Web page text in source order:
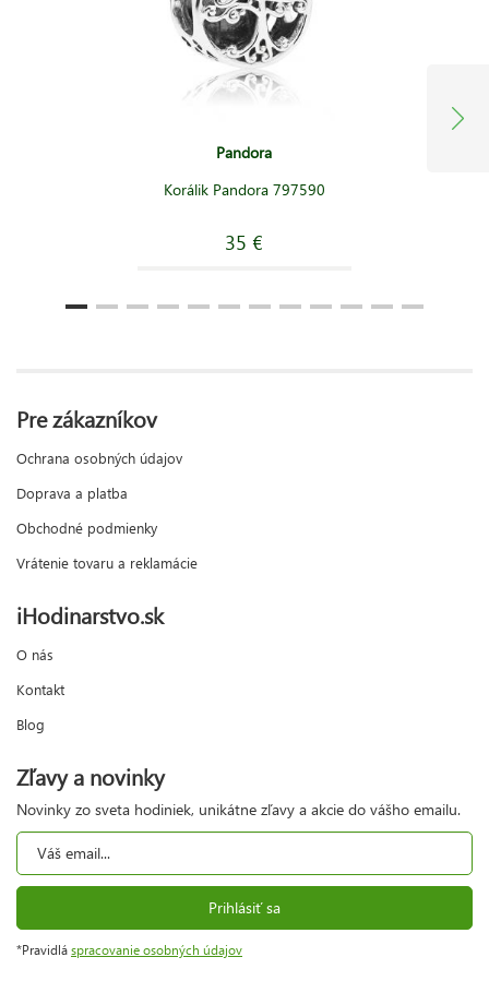
Pandora
Korálik Pandora 797590
35 €
Pre zákazníkov
Ochrana osobných údajov
Doprava a platba
Obchodné podmienky
Vrátenie tovaru a reklamácie
iHodinarstvo.sk
O nás
Kontakt
Blog
Zľavy a novinky
Novinky zo sveta hodiniek, unikátne zľavy a akcie do vášho emailu.
Prihlásiť sa
*Pravidlá spracovanie osobných údajov